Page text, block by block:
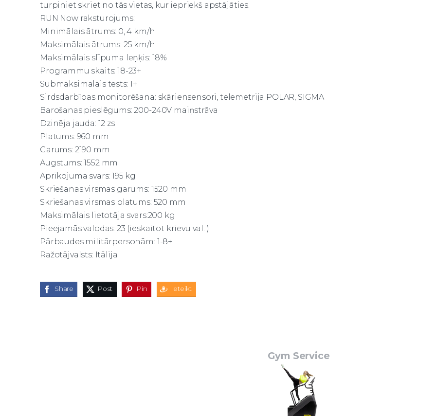
turpiniet skriet no tās vietas, kur iepriekš apstājāties.
RUN Now raksturojums:
Minimālais ātrums: 0, 4 km/h
Maksimālais ātrums: 25 km/h
Maksimālais slīpuma leņķis: 18%
Programmu skaits: 18-23+
Submaksimālais tests: 1+
Sirdsdarbības monitorēšana: skāriensensori, telemetrija POLAR, SIGMA
Barošanas pieslēgums: 200-240V maiņstrāva
Dzinēja jauda: 12 zs
Platums: 960 mm
Garums: 2190 mm
Augstums: 1552 mm
Aprīkojuma svars: 195 kg
Skriešanas virsmas garums: 1520 mm
Skriešanas virsmas platums: 520 mm
Maksimālais lietotāja svars:200 kg
Pieejamās valodas: 23 (ieskaitot krievu val. )
Pārbaudes militārpersonām: 1-8+
Ražotājvalsts: Itālija.
Share Post Pin Ieteikt
Gym Service